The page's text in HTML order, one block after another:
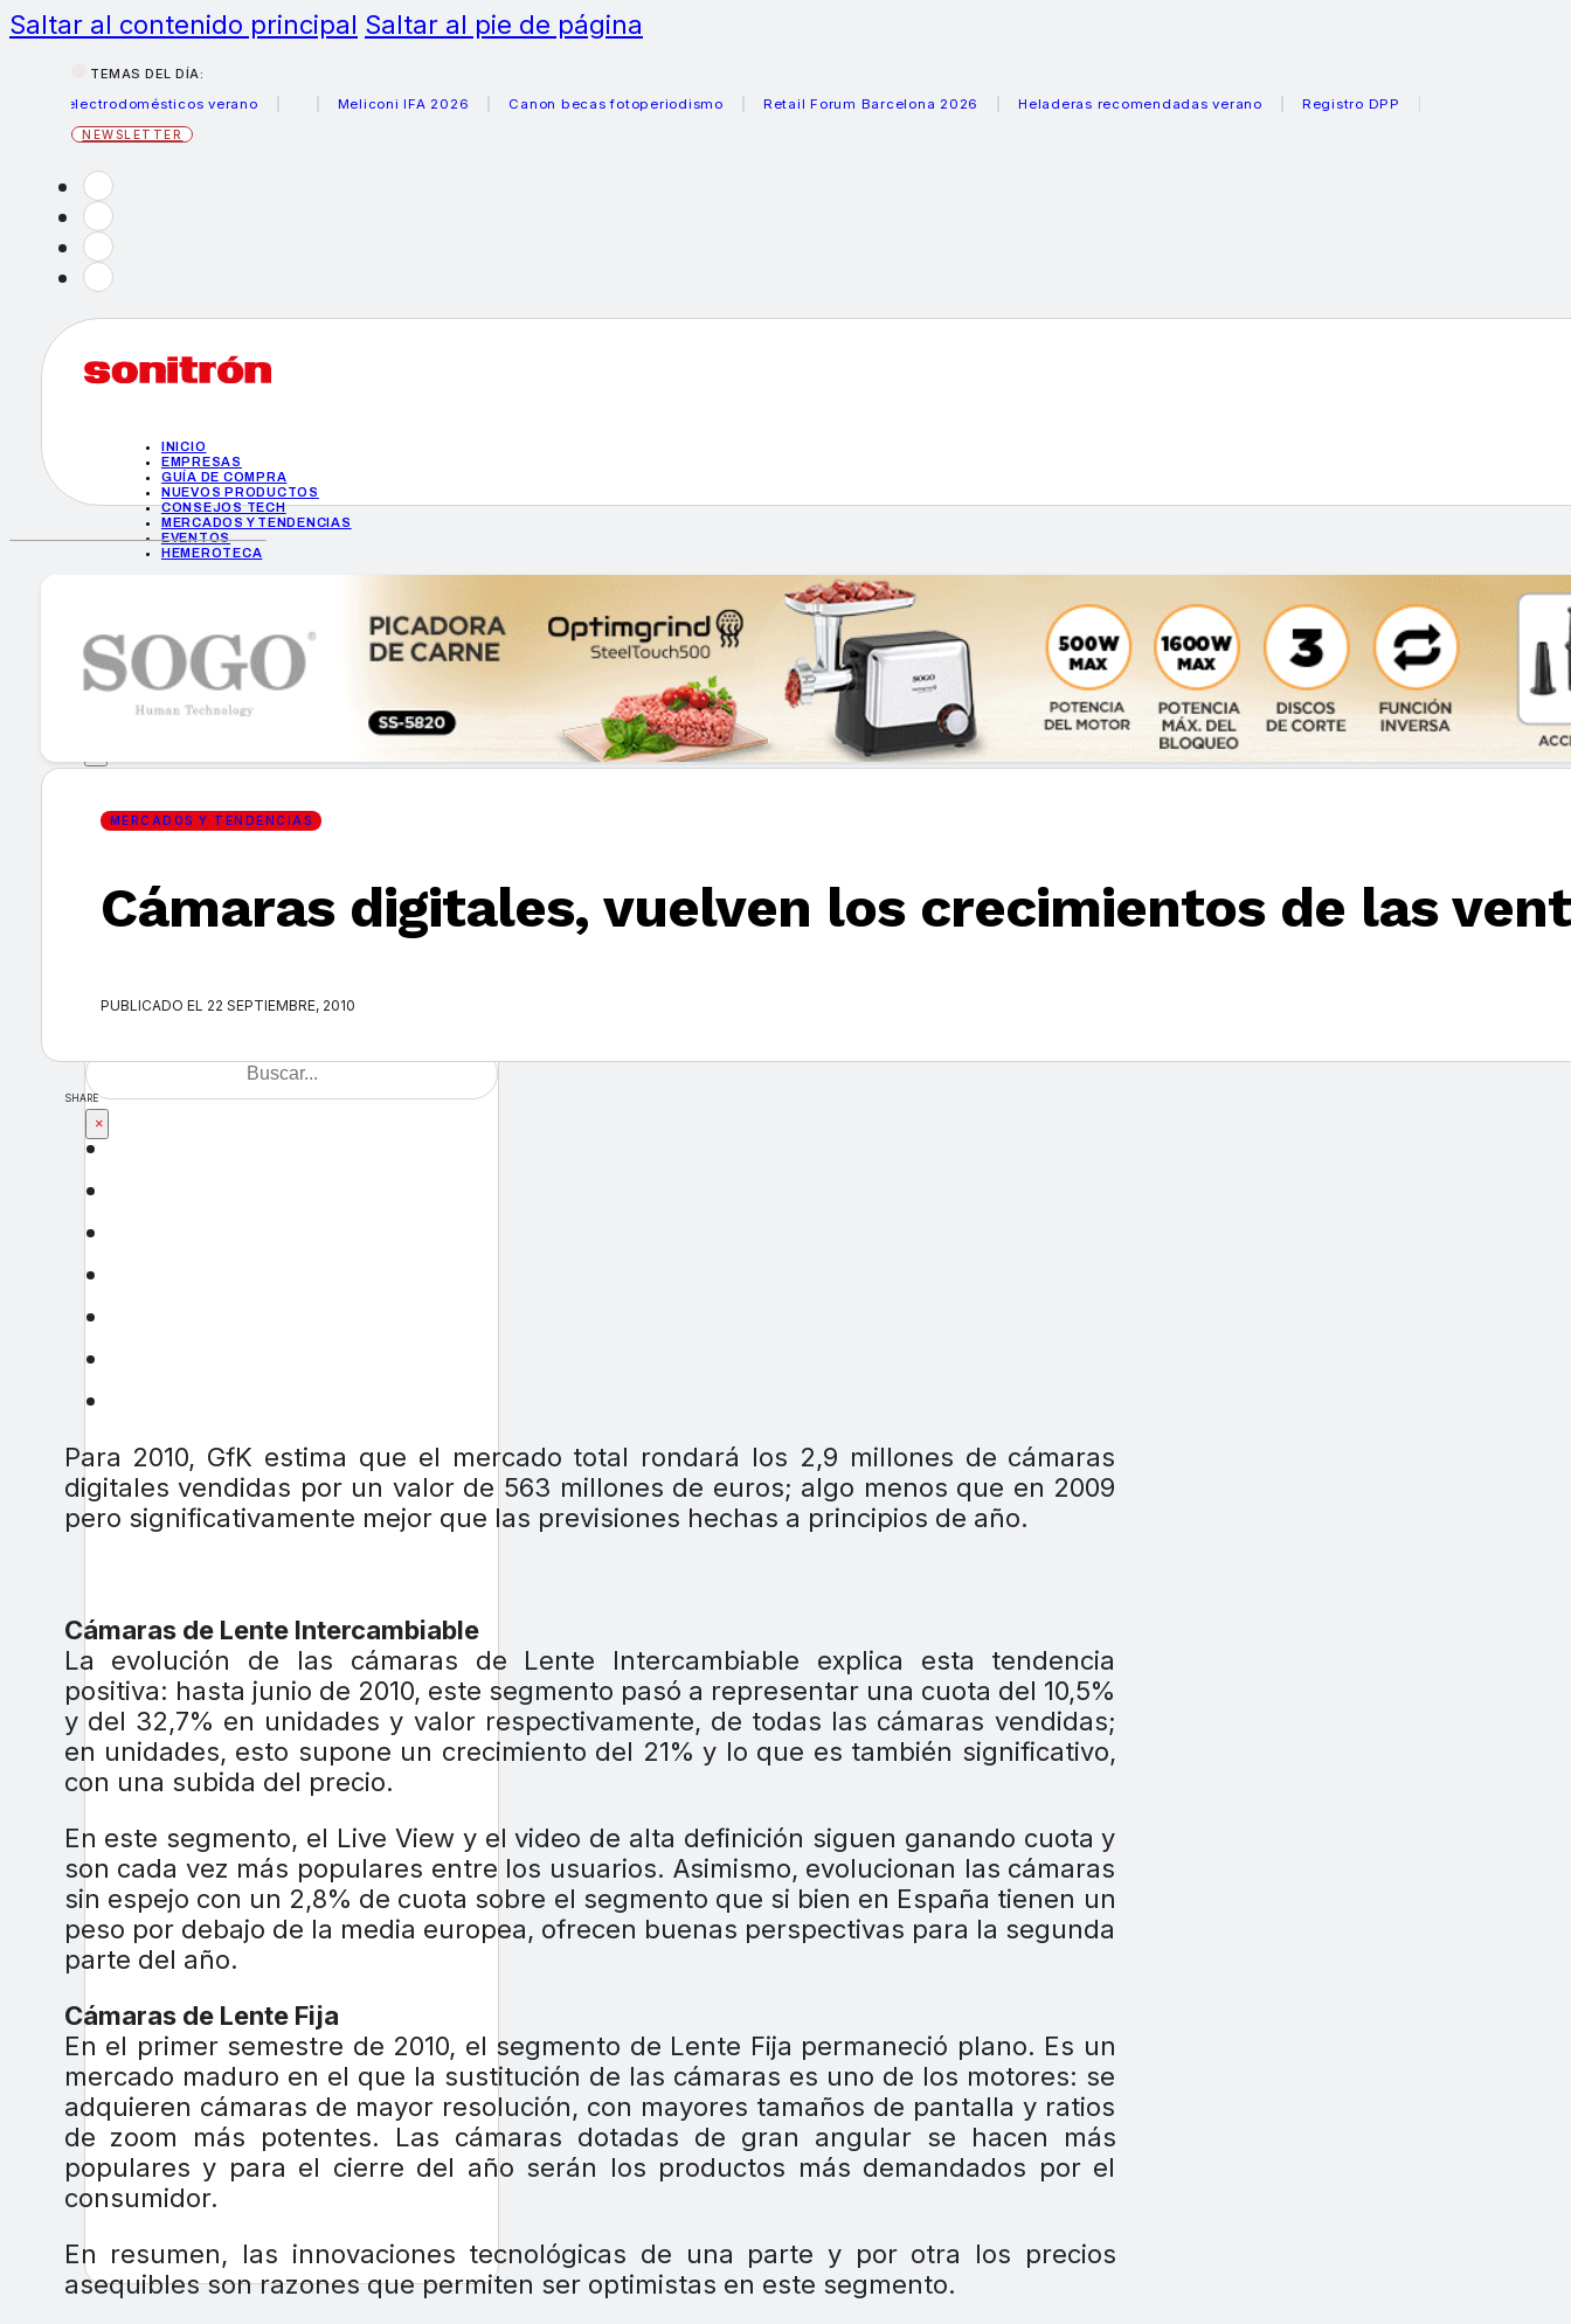
Saltar al contenido principal Saltar al pie de página
TEMAS DEL DÍA:
electrodomésticos verano
Meliconi IFA 2026 Canon becas fotoperiodismo Retail Forum Barcelona 2026 Heladeras recomendadas verano Registro DPP
NEWSLETTER
INICIO
EMPRESAS
GUÍA DE COMPRA
NUEVOS PRODUCTOS
CONSEJOS TECH
MERCADOS Y TENDENCIAS
EVENTOS
HEMEROTECA
GUÍA DE COMPRA
NUEVOS PRODUCTOS
CONSEJOS TECH
MERCADOS Y TENDENCIAS
HEMEROTECA
Encuentra tu noticia
×
MERCADOS Y TENDENCIAS
Cámaras digitales, vuelven los crecimientos de las
PUBLICADO EL 22 SEPTIEMBRE, 2010
SHARE
Para 2010, GfK estima que el mercado total rondará los 2,9 millones de cámaras
digitales vendidas por un valor de 563 millones de euros; algo menos que en 2009
pero significativamente mejor que las previsiones hechas a principios de año.
Cámaras de Lente Intercambiable
La evolución de las cámaras de Lente Intercambiable explica esta tendencia
positiva: hasta junio de 2010, este segmento pasó a representar una cuota del 10,5%
y del 32,7% en unidades y valor respectivamente, de todas las cámaras vendidas;
en unidades, esto supone un crecimiento del 21% y lo que es también significativo,
con una subida del precio.
En este segmento, el Live View y el video de alta definición siguen ganando cuota y
son cada vez más populares entre los usuarios. Asimismo, evolucionan las cámaras
sin espejo con un 2,8% de cuota sobre el segmento que si bien en España tienen un
peso por debajo de la media europea, ofrecen buenas perspectivas para la segunda
parte del año.
Cámaras de Lente Fija
En el primer semestre de 2010, el segmento de Lente Fija permaneció plano. Es un
mercado maduro en el que la sustitución de las cámaras es uno de los motores: se
adquieren cámaras de mayor resolución, con mayores tamaños de pantalla y ratios
de zoom más potentes. Las cámaras dotadas de gran angular se hacen más
populares y para el cierre del año serán los productos más demandados por el
consumidor.
En resumen, las innovaciones tecnológicas de una parte y por otra los precios
asequibles son razones que permiten ser optimistas en este segmento.